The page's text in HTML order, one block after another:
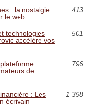
: la nostalgie
le web
413
technologies
accélère vos
501
de
796
: Les
écrivain
1 398